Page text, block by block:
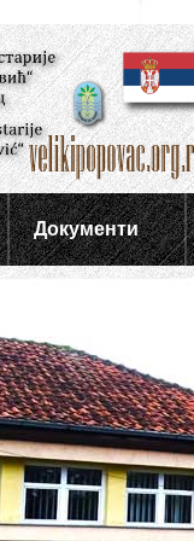
Документи